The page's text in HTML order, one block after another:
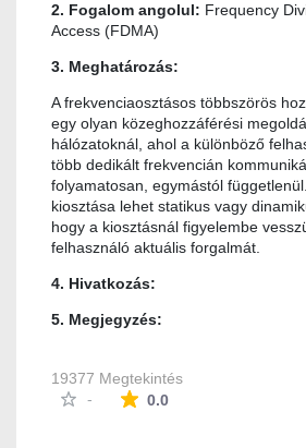
2. Fogalom angolul: Frequency
Access (FDMA)
3. Meghatározás:
A frekvenciaosztásos többszörös
egy olyan közeghozzáférési
hálózatoknál, ahol a különböző
több dedikált frekvencián
folyamatosan, egymástól
kiosztása lehet statikus vagy
hogy a kiosztásnál figyelembe
felhasználó aktuális forgalmát.
4. Hivatkozás:
5. Megjegyzés:
19377 Megtekintés
-
0.0Az átlagos